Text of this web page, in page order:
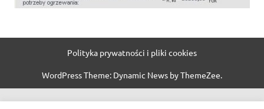
Polityka prywatności i pliki cookies
WordPress Theme: Dynamic News by ThemeZee.